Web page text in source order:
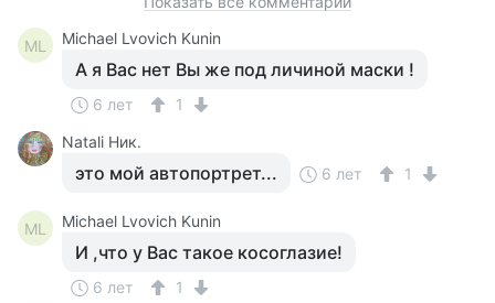
ML Michael Lvovich Kunin
А я Вас нет Вы же под личиной маски !
6 лет
1
Natali Ник.
это мой автопортрет... 6 лет 1
ML Michael Lvovich Kunin
И ,что у Вас такое косоглазие!
6 лет
1